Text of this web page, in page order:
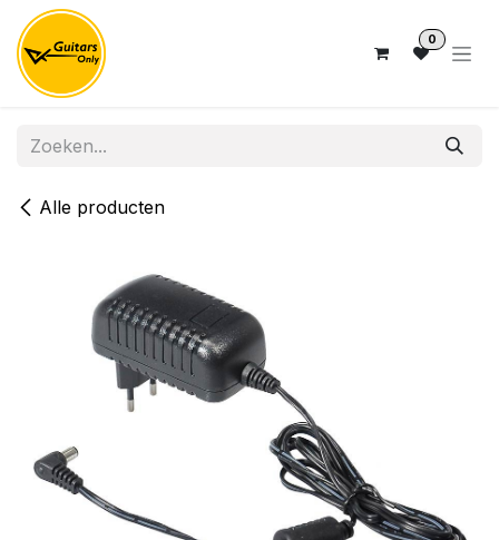
Overslaan naar inhoud
0
Alle producten